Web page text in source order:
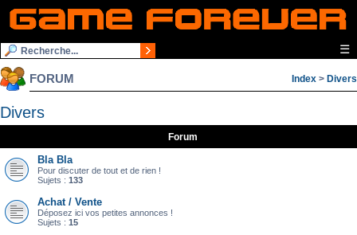
☰
FORUM Index > Divers
Divers
Forum
Bla Bla
Pour discuter de tout et de rien !
Sujets : 133
Achat / Vente
Déposez ici vos petites annonces !
Sujets : 15